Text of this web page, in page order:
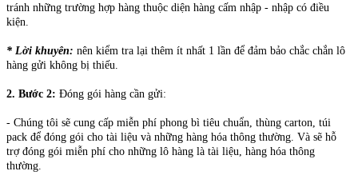
tránh những trường hợp hàng thuộc diện hàng cấm nhập - nhập có điều
kiện.
* Lời khuyên: nên kiểm tra lại thêm ít nhất 1 lần để đảm bảo chắc chắn lô
hàng gửi không bị thiếu.
2. Bước 2: Đóng gói hàng cần gửi:
- Chúng tôi sẽ cung cấp miễn phí phong bì tiêu chuẩn, thùng carton, túi
pack để đóng gói cho tài liệu và những hàng hóa thông thường. Và sẽ hỗ
trợ đóng gói miễn phí cho những lô hàng là tài liệu, hàng hóa thông
thường.